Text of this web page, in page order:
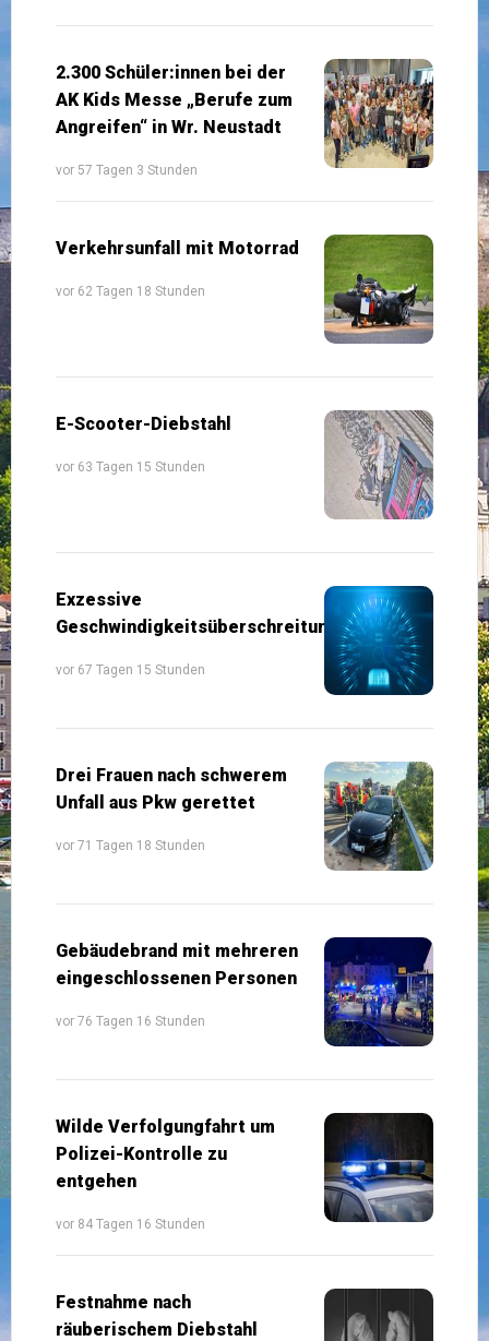
2.300 Schüler:innen bei der
AK Kids Messe „Berufe zum
Angreifen“ in Wr. Neustadt
vor 57 Tagen 3 Stunden
Verkehrsunfall mit Motorrad
vor 62 Tagen 18 Stunden
E-Scooter-Diebstahl
vor 63 Tagen 15 Stunden
Exzessive
Geschwindigkeitsüberschreitungen
vor 67 Tagen 15 Stunden
Drei Frauen nach schwerem
Unfall aus Pkw gerettet
vor 71 Tagen 18 Stunden
Gebäudebrand mit mehreren
eingeschlossenen Personen
vor 76 Tagen 16 Stunden
Wilde Verfolgungfahrt um
Polizei-Kontrolle zu
entgehen
vor 84 Tagen 16 Stunden
Festnahme nach
räuberischem Diebstahl